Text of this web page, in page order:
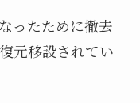
ったために撤去
元移設されてい